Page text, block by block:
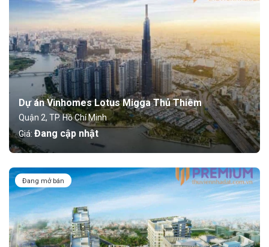
Dự án Vinhomes Lotus Migga Thủ Thiêm
Quận 2, TP. Hồ Chí Minh
Giá: Đang cập nhật
Đang mở bán